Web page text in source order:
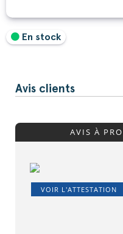
En stock
Avis clients
AVIS À
VOIR L'ATTESTATION